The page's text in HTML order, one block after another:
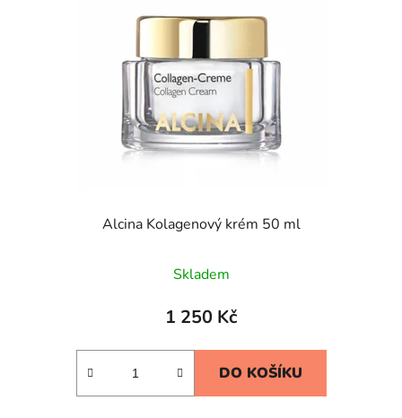
Alcina Kolagenový krém 50 ml
Skladem
1 250 Kč
DO KOŠÍKU